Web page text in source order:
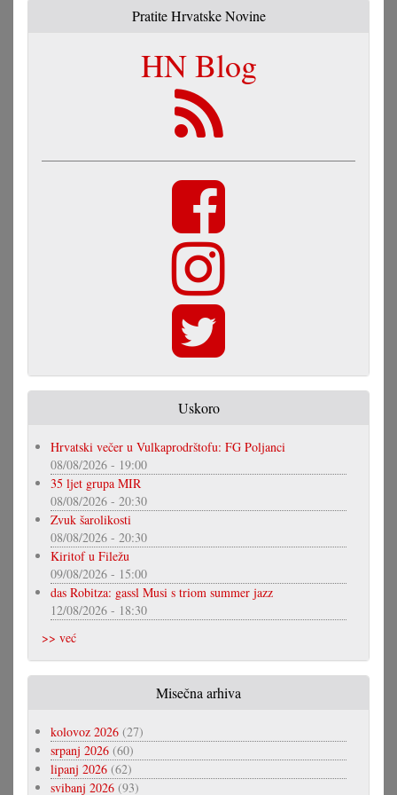
Pratite Hrvatske Novine
HN Blog
Uskoro
Hrvatski večer u Vulkaprodrštofu: FG Poljanci
08/08/2026 - 19:00
35 ljet grupa MIR
08/08/2026 - 20:30
Zvuk šarolikosti
08/08/2026 - 20:30
Kiritof u Filežu
09/08/2026 - 15:00
das Robitza: gassl Musi s triom summer jazz
12/08/2026 - 18:30
>> već
Misečna arhiva
kolovoz 2026 (27)
srpanj 2026 (60)
lipanj 2026 (62)
svibanj 2026 (93)